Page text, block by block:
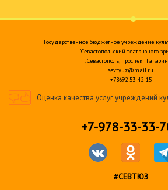
Государственное бюджетное учреждение
"Севастопольский театр юного
г. Севастополь, проспект
sevtyuz@mail.ru
+78692 53-42-15
Оценка качества услуг учреждений
+7-978-33-33-
#СЕВТЮЗ